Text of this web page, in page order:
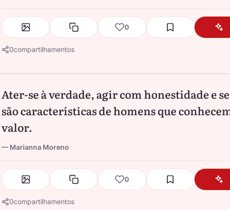
0
0compartilhamentos
Ater-se à verdade, agir com honestidade e
são características de homens que
valor.
Marianna Moreno
0
0compartilhamentos